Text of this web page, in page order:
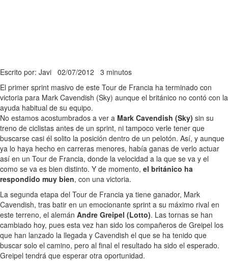
Escrito por: Javi 02/07/2012 3 minutos
El primer sprint masivo de este Tour de Francia ha terminado con
victoria para Mark Cavendish (Sky) aunque el británico no contó con la
ayuda habitual de su equipo.
No estamos acostumbrados a ver a Mark Cavendish (Sky) sin su
treno de ciclistas antes de un sprint, ni tampoco verle tener que
buscarse casi él solito la posición dentro de un pelotón. Así, y aunque
ya lo haya hecho en carreras menores, había ganas de verlo actuar
así en un Tour de Francia, donde la velocidad a la que se va y el
como se va es bien distinto. Y de momento, el británico ha
respondido muy bien, con una victoria.
La segunda etapa del Tour de Francia ya tiene ganador, Mark
Cavendish, tras batir en un emocionante sprint a su máximo rival en
este terreno, el alemán Andre Greipel (Lotto). Las tornas se han
cambiado hoy, pues esta vez han sido los compañeros de Greipel los
que han lanzado la llegada y Cavendish el que se ha tenido que
buscar solo el camino, pero al final el resultado ha sido el esperado.
Greipel tendrá que esperar otra oportunidad.